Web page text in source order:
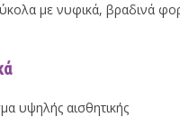
με νυφικά, βραδινά
υψηλής αισθητικής